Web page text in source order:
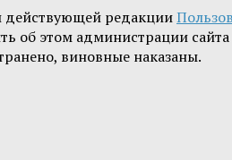
действующей редакции
об этом администрации
виновные наказаны.